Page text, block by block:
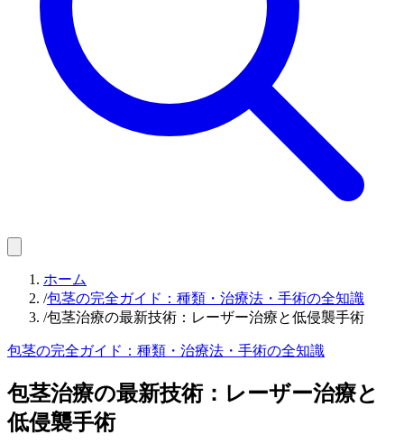
ホーム
/包茎の完全ガイド：種類・治療法・手術の全知識
/包茎治療の最新技術：レーザー治療と低侵襲手術
包茎の完全ガイド：種類・治療法・手術の全知識
包茎治療の最新技術：レーザー治療と
低侵襲手術